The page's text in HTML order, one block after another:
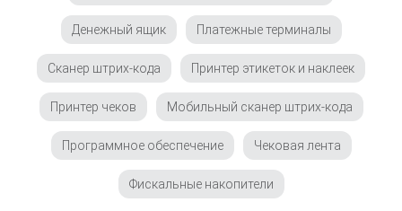
Денежный ящик Платежные терминалы
Сканер штрих-кода Принтер этикеток и наклеек
Принтер чеков Мобильный сканер штрих-кода
Программное обеспечение Чековая лента
Фискальные накопители